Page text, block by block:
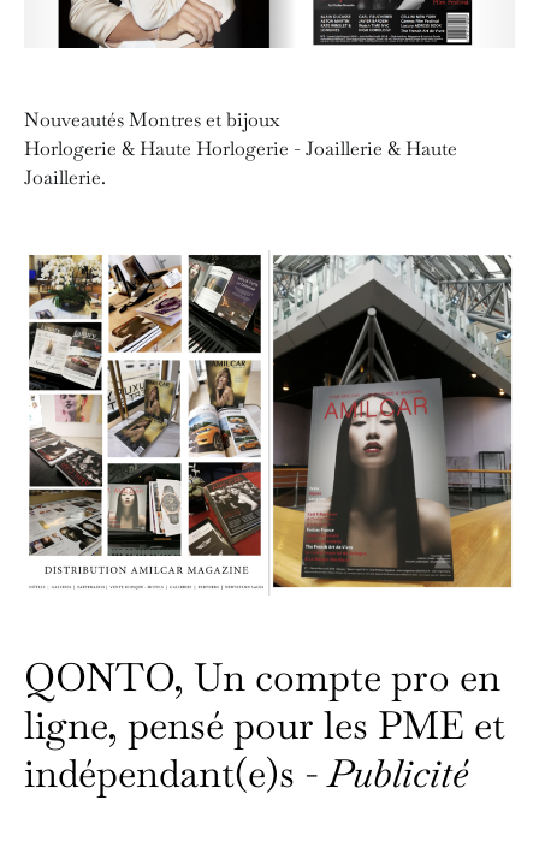
Nouveautés Montres et bijoux
Horlogerie & Haute Horlogerie - Joaillerie & Haute
Joaillerie.
QONTO, Un compte pro en
ligne, pensé pour les PME et
indépendant(e)s -Publicité